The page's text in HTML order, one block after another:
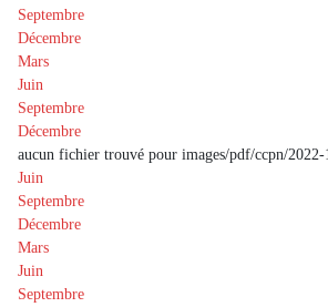
Septembre
Décembre
Mars
Juin
Septembre
Décembre
aucun fichier trouvé pour images/pdf/ccpn/
Juin
Septembre
Décembre
Mars
Juin
Septembre